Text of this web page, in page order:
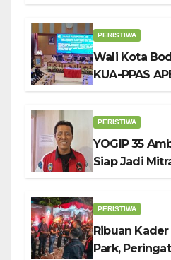
PERISTIWA
Wali Kota
KUA-PPAS
PERISTIWA
YOGIP 35
Siap Jadi
PERISTIWA
Ribuan
Park,